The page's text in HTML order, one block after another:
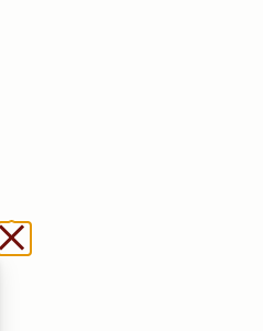
Schließen ohne zu